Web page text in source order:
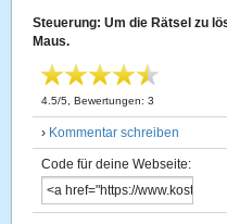
Steuerung: Um die Rätsel zu
Maus.
4.5/5 , Bewertungen:3
› Kommentar schreiben
Code für deine Webseite: